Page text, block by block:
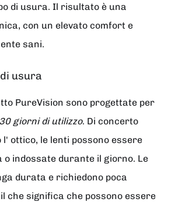
di usura. Il risultato è una
con un elevato comfort e
sani.
usura
PureVision sono progettate per
30 giorni di utilizzo. Di concerto
l' ottico, le lenti possono essere
o indossate durante il giorno. Le
durata e richiedono poca
che significa che possono essere